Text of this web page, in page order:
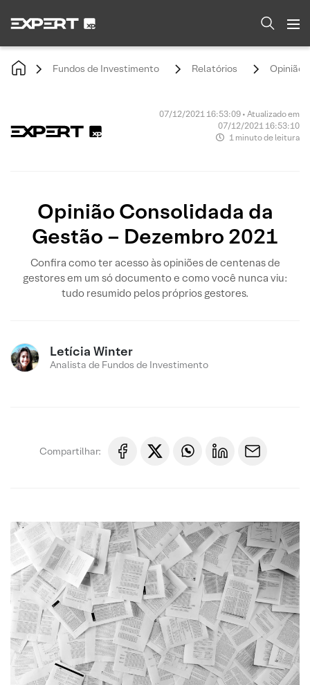
Fundos de Investimento Relatórios Opinião
07/12/2021 16:53:09 • Atualizado em
07/12/2021 16:53:10
1 minuto de leitura
Opinião Consolidada da
Gestão – Dezembro 2021
Confira como ter acesso às opiniões de centenas de
gestores em um só documento e como você nunca viu:
tudo resumido pelos próprios gestores.
Letícia Winter
Analista de Fundos de Investimento
Compartilhar: